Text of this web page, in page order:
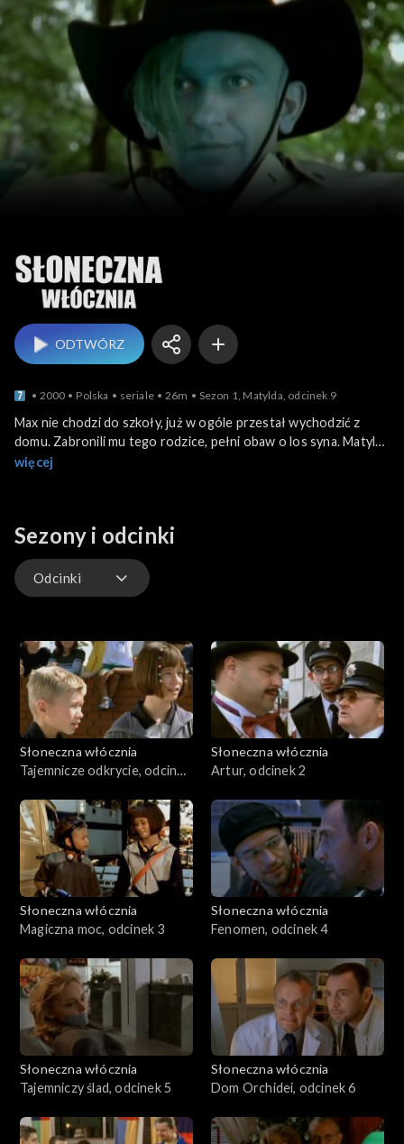
Słoneczna włócznia
ODTWÓRZ
2000 Polska seriale 26m Sezon 1, Matylda, odcinek 9
Max nie chodzi do szkoły, już w ogóle przestał wychodzić z
domu. Zabronili mu tego rodzice, pełni obaw o los syna. Matylda
postanawia odwiedzić przyjaciela. Nie zastaje go jednak,
Maxa. Podstępnie wyciąga od Matyldy tajemnicę Maxa.
więcej
Sezony i odcinki
Odcinki
Słoneczna włócznia
Tajemnicze odkrycie, odcinek
Słoneczna włócznia
Artur, odcinek 2
Słoneczna włócznia
Magiczna moc, odcinek 3
Słoneczna włócznia
Fenomen, odcinek 4
Słoneczna włócznia
Tajemniczy ślad, odcinek 5
Słoneczna włócznia
Dom Orchidei, odcinek 6